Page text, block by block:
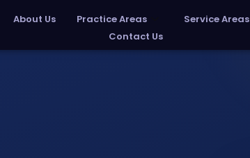
About Us Practice Areas Service Areas
Contact Us